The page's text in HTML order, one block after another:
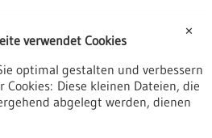
mit
✕
verwendet Cookies
optimal gestalten und verbessern
Diese kleinen Dateien, die
abgelegt werden, dienen